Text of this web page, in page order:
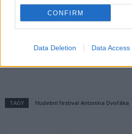
CONFIRM
Data Deletion Data Access
Komentáře
TAGY Hudební festival Antonína Dvořáka